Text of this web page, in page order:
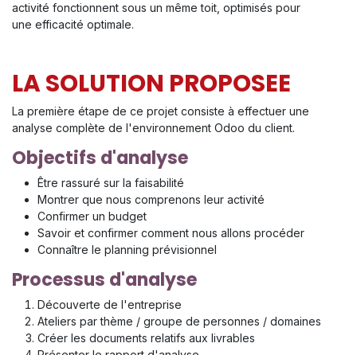
activité fonctionnent sous un même toit, optimisés pour
une efficacité optimale.
LA SOLUTION PROPOSEE
La première étape de ce projet consiste à effectuer une
analyse complète de l'environnement Odoo du client.
Objectifs d'analyse
Être rassuré sur la faisabilité
Montrer que nous comprenons leur activité
Confirmer un budget
Savoir et confirmer comment nous allons procéder
Connaître le planning prévisionnel
Processus d'analyse
Découverte de l'entreprise
Ateliers par thème / groupe de personnes / domaines
Créer les documents relatifs aux livrables